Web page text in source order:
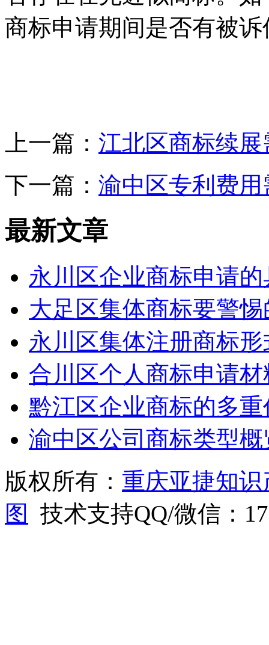
商标申请期间是否有被
上一篇： 江北区商标续
下一篇： 渝中区专利费
最新文章
永川区企业商标申请
大足区集体商标要警
永川区集体注册商标
合川区个人商标申请
黔江区企业商标的多重
渝中区公司商标类型概
版权所有： 重庆亚捷知
图
技术支持QQ/微信：